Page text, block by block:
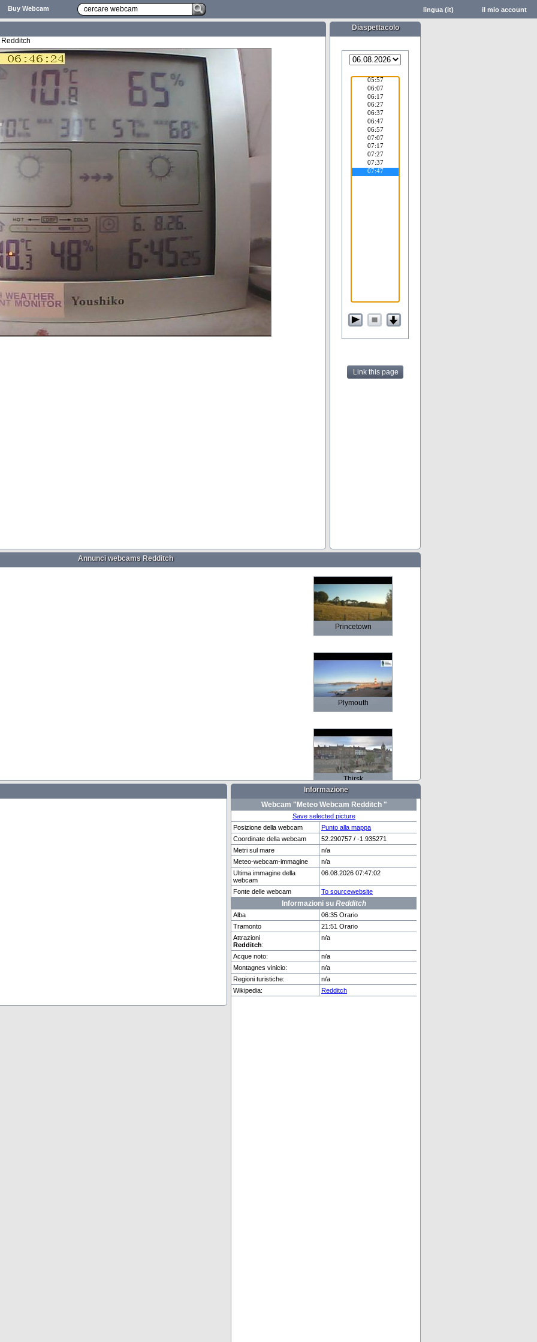
Buy Webcam il mio account
lingua (it)
Diaspettacolo
Link this page
Annunci webcams Redditch
Princetown
Plymouth
Thirsk
Feldberg Praha
Informazione
Webcam "Meteo Webcam Redditch "
Save selected picture
Posizione della webcam
Punto alla mappa
Coordinate della webcam
52.290757 / -1.935271
Metri sul mare
n/a
Meteo-webcam-immagine
n/a
Ultima immagine della
webcam
06.08.2026 07:47:02
Fonte delle webcam To sourcewebsite
Informazioni su Redditch
Alba
06:35 Orario
Tramonto
21:51 Orario
Attrazioni
Redditch:
n/a
Acque noto:
n/a
Montagnes vinicio:
n/a
Regioni turistiche:
n/a
Wikipedia:
Redditch